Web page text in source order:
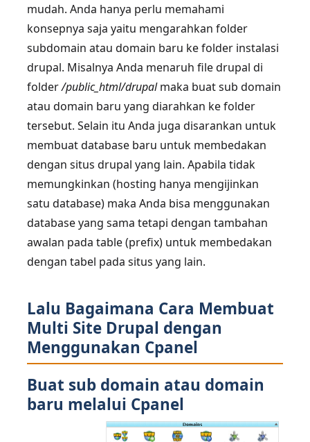
mudah. Anda hanya perlu memahami
konsepnya saja yaitu mengarahkan folder
subdomain atau domain baru ke folder instalasi
drupal. Misalnya Anda menaruh file drupal di
folder/public_html/drupalmaka buat sub domain
atau domain baru yang diarahkan ke folder
tersebut. Selain itu Anda juga disarankan untuk
membuat database baru untuk membedakan
dengan situs drupal yang lain. Apabila tidak
memungkinkan (hosting hanya mengijinkan
satu database) maka Anda bisa menggunakan
database yang sama tetapi dengan tambahan
awalan pada table (prefix) untuk membedakan
dengan tabel pada situs yang lain.
Lalu Bagaimana Cara Membuat
Multi Site Drupal dengan
Menggunakan Cpanel
Buat sub domain atau domain
baru melalui Cpanel